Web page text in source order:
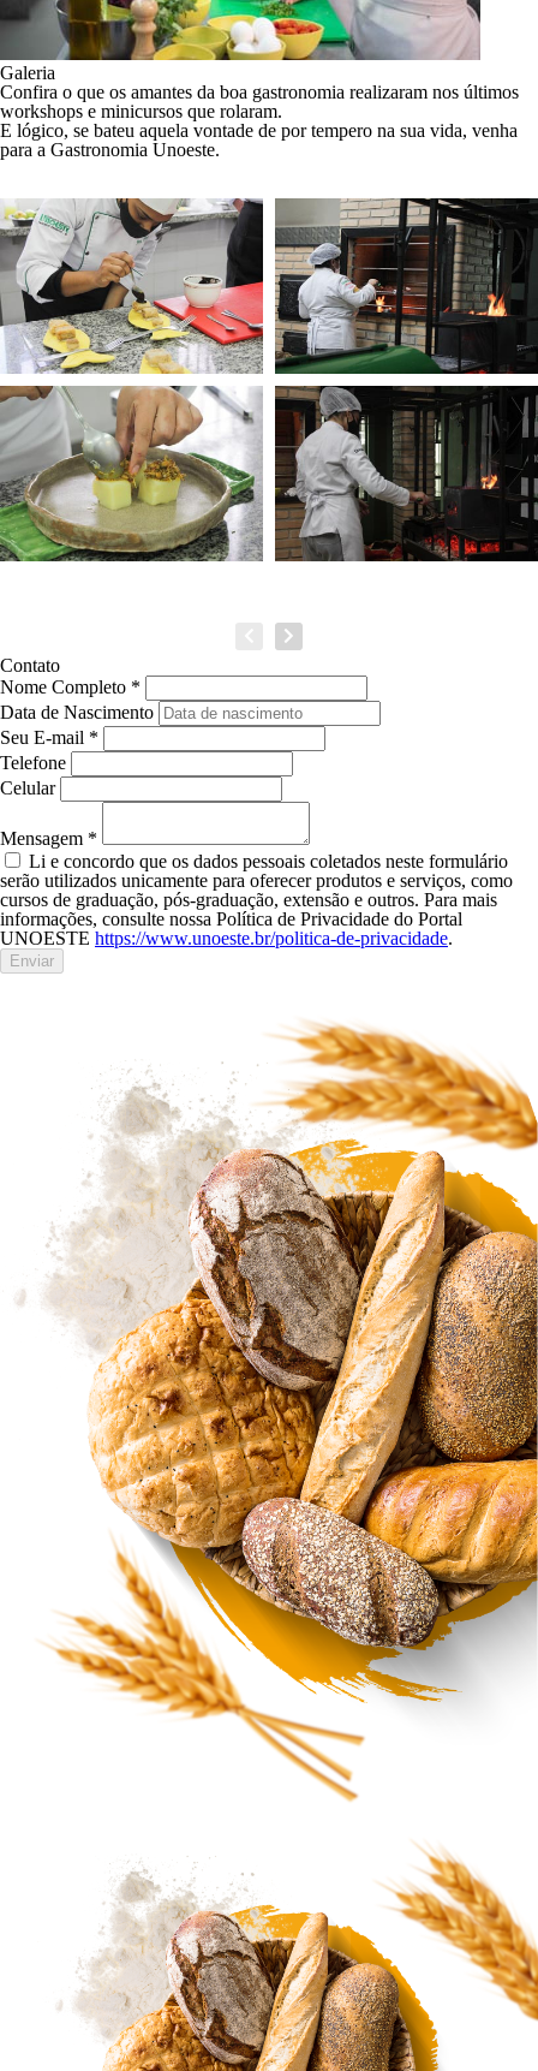
Galeria
Confira o que os amantes da boa gastronomia realizaram nos últimos
workshops e minicursos que rolaram.
E lógico, se bateu aquela vontade de por tempero na sua vida, venha
para a Gastronomia Unoeste.
Contato
Nome Completo *
Data de Nascimento
Seu E-mail *
Telefone
Celular
Mensagem *
Li e concordo que os dados pessoais coletados neste formulário
serão utilizados unicamente para oferecer produtos e serviços, como
cursos de graduação, pós-graduação, extensão e outros. Para mais
informações, consulte nossa Política de Privacidade do Portal
UNOESTE https://www.unoeste.br/politica-de-privacidade.
Enviar